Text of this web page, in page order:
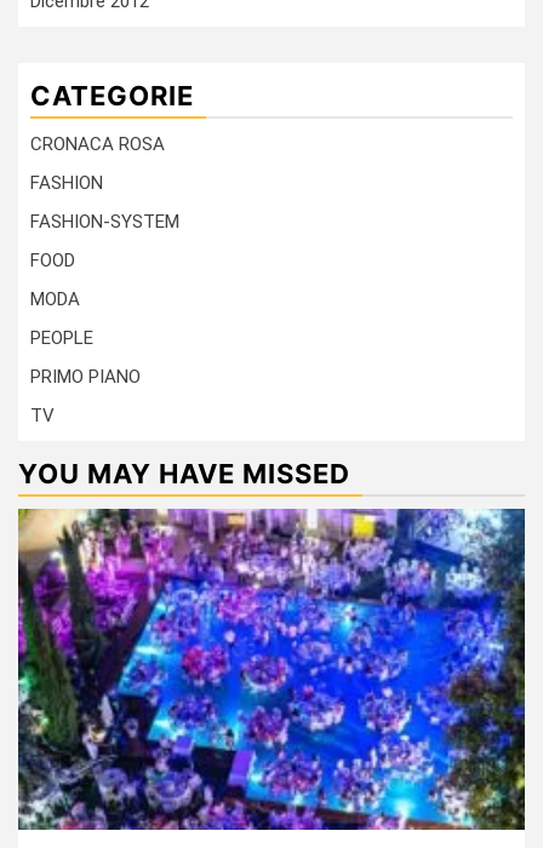
CATEGORIE
CRONACA ROSA
FASHION
FASHION-SYSTEM
FOOD
MODA
PEOPLE
PRIMO PIANO
TV
YOU MAY HAVE MISSED